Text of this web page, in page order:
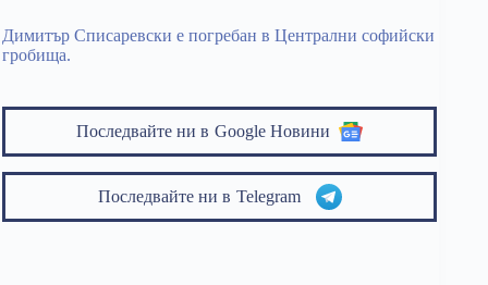
Димитър Списаревски е погребан в Централни софийски
гробища.
Последвайте ни в Google Новини
Последвайте ни в Telegram